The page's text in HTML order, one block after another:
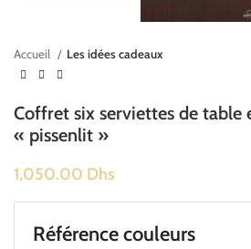
Accueil Les idées cadeaux
Coffret six serviettes de table
« pissenlit »
1,050.00 Dhs
Référence couleurs